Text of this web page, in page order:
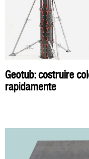
Geotub: costruire
rapidamente